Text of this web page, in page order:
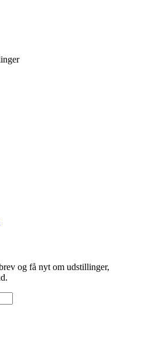
og få nyt om udstillinger,